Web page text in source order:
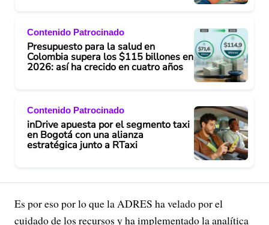
Contenido Patrocinado
Presupuesto para la salud en
Colombia supera los $115 billones en
2026: así ha crecido en cuatro años
Contenido Patrocinado
inDrive apuesta por el segmento taxi
en Bogotá con una alianza
estratégica junto a RTaxi
Es por eso por lo que la ADRES ha velado por el
cuidado de los recursos y ha implementado la analítica